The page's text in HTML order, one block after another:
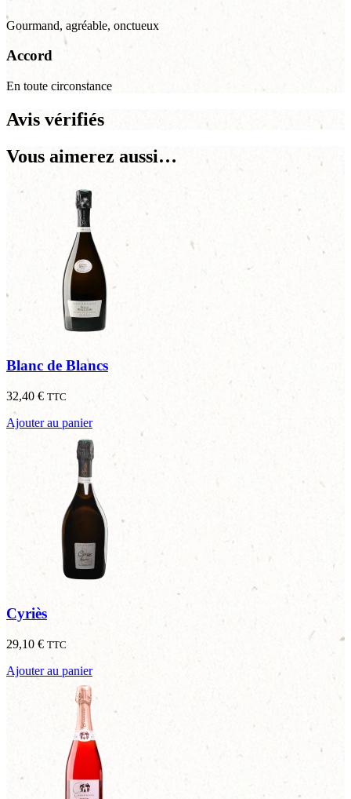
Gourmand, agréable, onctueux
Accord
En toute circonstance
Avis vérifiés
Vous aimerez aussi…
Blanc de Blancs
32,40 € TTC
Ajouter au panier
Cyriès
29,10 € TTC
Ajouter au panier